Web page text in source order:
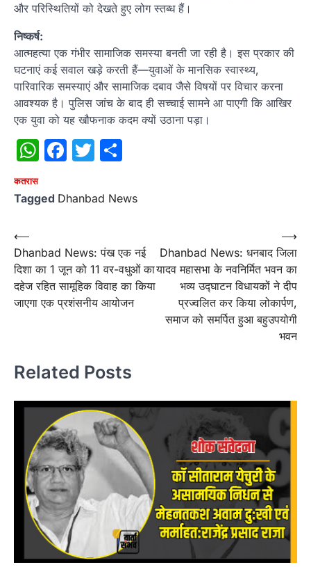
और परिस्थितियों को देखते हुए लोग स्तब्ध हैं।
निष्कर्ष:
आत्महत्या एक गंभीर सामाजिक समस्या बनती जा रही है। इस प्रकार की
घटनाएं कई सवाल खड़े करती हैं—युवाओं के मानसिक स्वास्थ्य,
पारिवारिक समस्याएं और सामाजिक दबाव जैसे विषयों पर विचार करना
आवश्यक है। पुलिस जांच के बाद ही सच्चाई सामने आ पाएगी कि आखिर
एक युवा को यह खौफनाक कदम क्यों उठाना पड़ा।
WhatsApp
Facebook
Twitter
कतरास
Tagged Dhanbad News
Post
navigation
⟵
Dhanbad News: पंख एक नई
दिशा का 1 जून को 11 वर-वधुओं का
दहेज रहित सामूहिक विवाह का किया
जाएगा एक प्रशंसनीय आयोजन
Dhanbad News: धनबाद जिला
यादव महासभा के नवनिर्मित भवन का
भव्य उद्घाटन विधायकों ने दीप
प्रज्वलित कर किया लोकार्पण,
समाज को समर्पित हुआ बहुउपयोगी
भवन
⟶
Related Posts